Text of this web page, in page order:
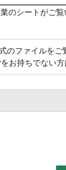
シートがご覧
のファイルを
お持ちでない